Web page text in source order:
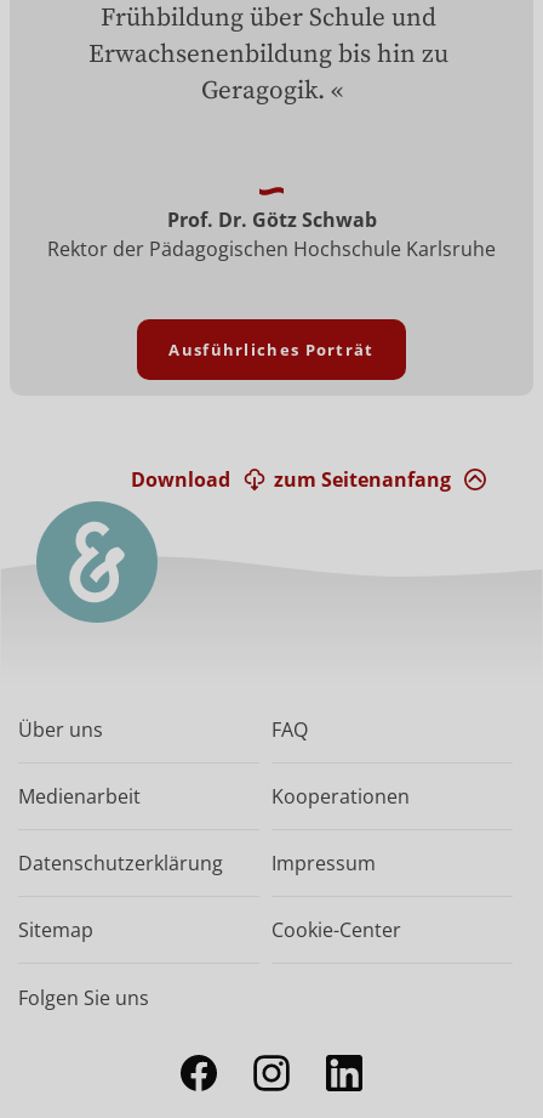
Frühbildung über Schule und
Erwachsenenbildung bis hin zu
Geragogik.
Prof. Dr. Götz Schwab
Rektor der Pädagogischen Hochschule Karlsruhe
Ausführliches Porträt
zum Seitenanfang
Download
Über uns FAQ
Medienarbeit Kooperationen
Datenschutzerklärung Impressum
Sitemap Cookie-Center
Folgen Sie uns